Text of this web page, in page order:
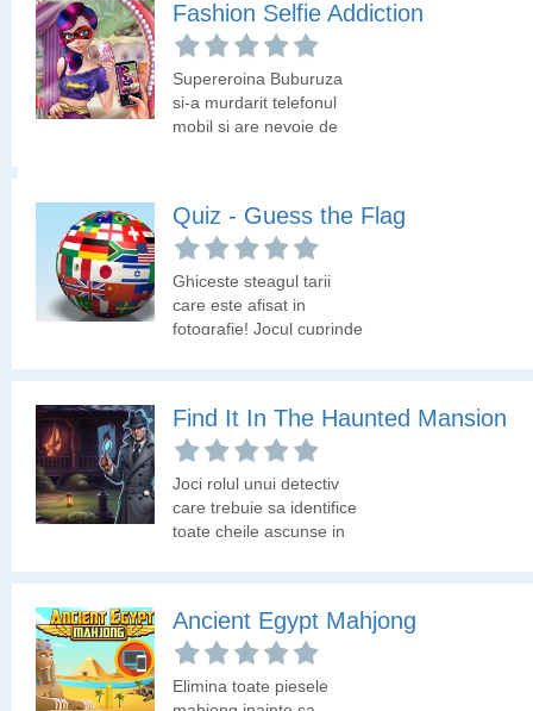
sa colecteze toate
cadourile si sa le trimita
copiilor pe Pamant.
Ancient Egypt Mahjong
Elimina toate piesele
mahjong inainte sa
Fashion Selfie Addiction
Supereroina Buburuza
si-a murdarit telefonul
mobil si are nevoie de
Quiz - Guess the Flag
Ghiceste steagul tarii
care este afisat in
fotografie! Jocul cuprinde
Find It In The Haunted Mansion
Joci rolul unui detectiv
care trebuie sa identifice
toate cheile ascunse in
Ancient Egypt Mahjong
Elimina toate piesele